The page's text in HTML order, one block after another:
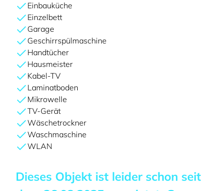
Einbauküche
Einzelbett
Garage
Geschirrspülmaschine
Handtücher
Hausmeister
Kabel-TV
Laminatboden
Mikrowelle
TV-Gerät
Wäschetrockner
Waschmaschine
WLAN
Dieses Objekt ist leider schon seit